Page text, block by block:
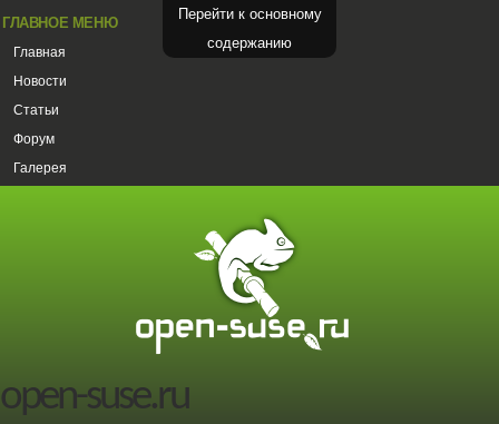
Перейти к основному
содержанию
ГЛАВНОЕ МЕНЮ
Главная
Новости
Статьи
Форум
Галерея
open-suse.ru